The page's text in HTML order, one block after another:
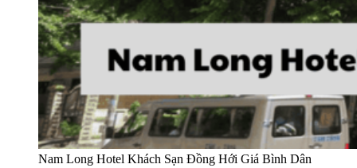
Nam Long Hotel Khách Sạn Đồng Hới Giá Bình Dân